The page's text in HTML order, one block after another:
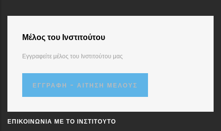
Μέλος του Ινστιτούτου
Εγγραφείτε μέλος του Ινστιτούτου μας
ΕΓΓΡΑΦΉ - ΑΊΤΗΣΗ ΜΈΛΟΥΣ
ΕΠΙΚΟΙΝΩΝΊΑ ΜΕ ΤΟ ΙΝΣΤΙΤΟΎΤΟ